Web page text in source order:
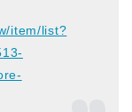
item/list?